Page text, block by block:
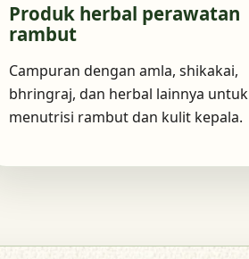
Produk herbal perawatan
rambut
Campuran dengan amla, shikakai,
bhringraj, dan herbal lainnya untuk
menutrisi rambut dan kulit kepala.